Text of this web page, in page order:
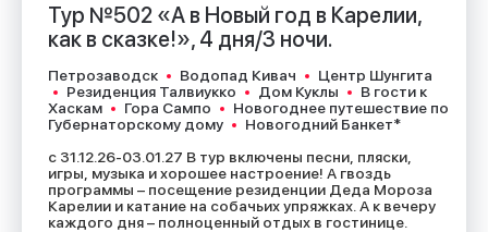
Тур №502 «А в Новый год в Карелии,
как в сказке!», 4 дня/3 ночи.
Петрозаводск Водопад Кивач
Центр Шунгита
Резиденция Талвиукко
Дом Куклы
В гости к
Хаскам
Гора Сампо
Новогоднее путешествие по
Губернаторскому дому
Новогодний Банкет*
с 31.12.26-03.01.27 В тур включены песни, пляски,
игры, музыка и хорошее настроение! А гвоздь
программы – посещение резиденции Деда Мороза
Карелии и катание на собачьих упряжках. А к вечеру
каждого дня – полноценный отдых в гостинице.